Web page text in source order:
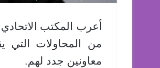
أعرب المكتب
من المحاولات التي
معاونين جدد لهم.